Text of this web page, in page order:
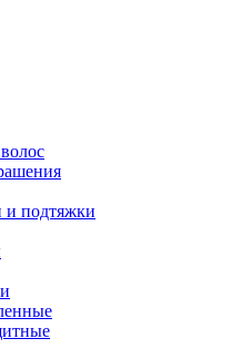
и подтяжки